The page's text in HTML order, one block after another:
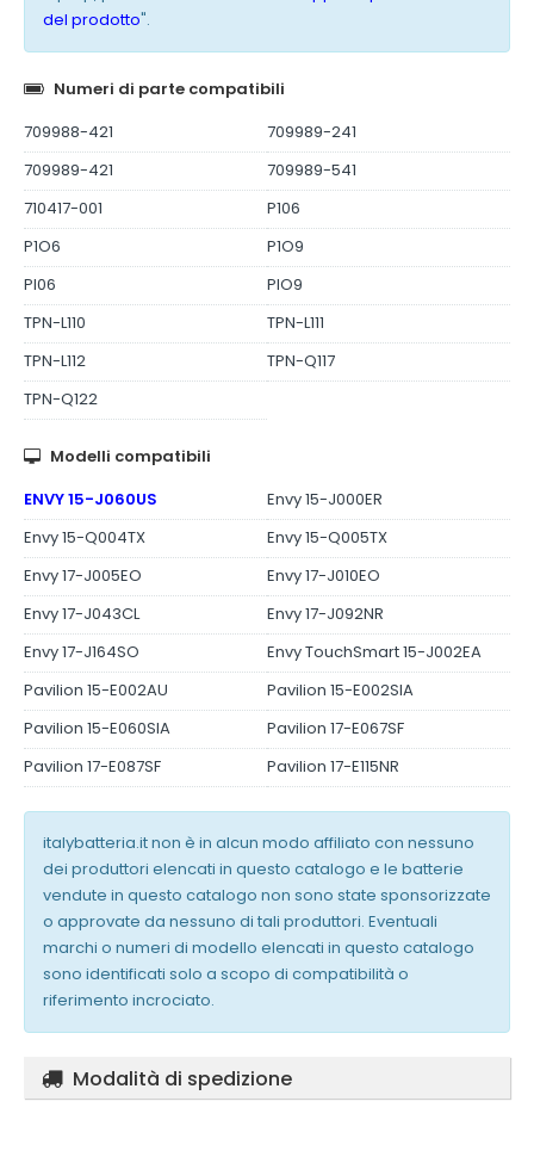
del prodotto".
Numeri di parte compatibili
709988-421
709989-241
709989-421
709989-541
710417-001
P106
P1O6
P1O9
PI06
PIO9
TPN-L110
TPN-L111
TPN-L112
TPN-Q117
TPN-Q122
Modelli compatibili
ENVY 15-J060US
Envy 15-J000ER
Envy 15-Q004TX
Envy 15-Q005TX
Envy 17-J005EO
Envy 17-J010EO
Envy 17-J043CL
Envy 17-J092NR
Envy 17-J164SO
Envy TouchSmart 15-J002EA
Pavilion 15-E002AU
Pavilion 15-E002SIA
Pavilion 15-E060SIA
Pavilion 17-E067SF
Pavilion 17-E087SF
Pavilion 17-E115NR
italybatteria.it non è in alcun modo affiliato con nessuno
dei produttori elencati in questo catalogo e le batterie
vendute in questo catalogo non sono state sponsorizzate
o approvate da nessuno di tali produttori. Eventuali
marchi o numeri di modello elencati in questo catalogo
sono identificati solo a scopo di compatibilità o
riferimento incrociato.
Modalità di spedizione